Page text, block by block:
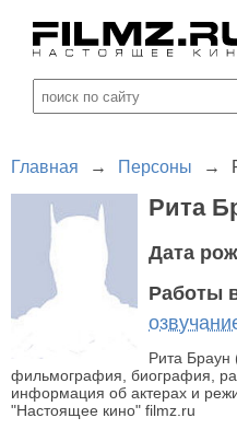
Главная → Персоны →
Рита
Дата
Работы
Рита Браун
фильмография, биография,
информация об актерах и
"Настоящее кино" filmz.ru